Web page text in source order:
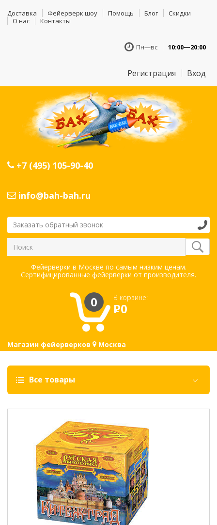
Доставка Фейерверк шоу Помощь Блог
Скидки
О нас
Контакты
Пн—вс 10:00—20:00
Регистрация Вход
+7 (495) 105-90-40
info@bah-bah.ru
Заказать обратный звонок
Фейерверки в Москве по самым низким ценам.
Сертифицированные фейерверки от производителя.
0 В корзине:
Р0
Магазин фейерверков Москва
Все товары